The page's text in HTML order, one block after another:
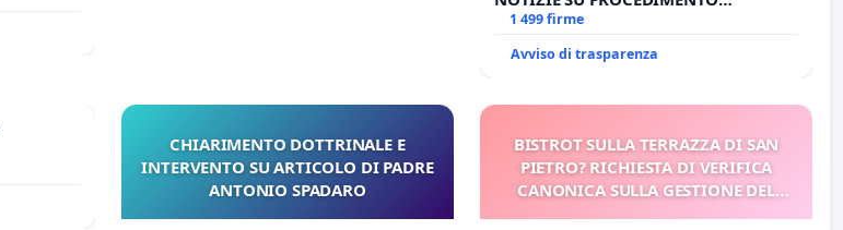
GIUDIZIARIO SEDE IMPEDITA DI
BENEDETTO XVI
1 499 firme
Avviso di trasparenza
CHIARIMENTO DOTTRINALE E
INTERVENTO SU ARTICOLO DI PADRE
ANTONIO SPADARO
BISTROT SULLA TERRAZZA DI SAN
PIETRO? RICHIESTA DI VERIFICA
CANONICA SULLA GESTIONE DEL